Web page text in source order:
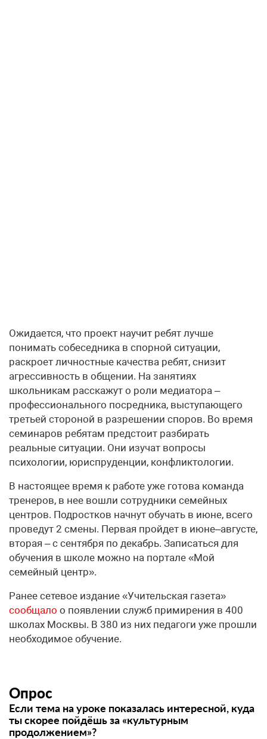
Ожидается, что проект научит ребят лучше
понимать собеседника в спорной ситуации,
раскроет личностные качества ребят, снизит
агрессивность в общении. На занятиях
школьникам расскажут о роли медиатора –
профессионального посредника, выступающего
третьей стороной в разрешении споров. Во время
семинаров ребятам предстоит разбирать
реальные ситуации. Они изучат вопросы
психологии, юриспруденции, конфликтологии.
В настоящее время к работе уже готова команда
тренеров, в нее вошли сотрудники семейных
центров. Подростков начнут обучать в июне, всего
проведут 2 смены. Первая пройдет в июне–августе,
вторая – с сентября по декабрь. Записаться для
обучения в школе можно на портале «Мой
семейный центр».
Ранее сетевое издание «Учительская газета»
сообщало о появлении служб примирения в 400
школах Москвы. В 380 из них педагоги уже прошли
необходимое обучение.
Опрос
Если тема на уроке показалась интересной, куда
ты скорее пойдёшь за «культурным
продолжением»?